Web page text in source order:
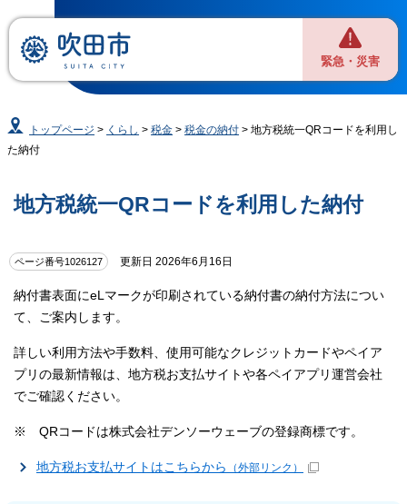
緊急・災害
トップページ > くらし >税金 >税金の納付 > 地方税統一QRコードを利用し
た納付
地方税統一QRコードを利用した納付
ページ番号1026127 更新日 2026年6月16日
納付書表面にeLマークが印刷されている納付書の納付方法につい
て、ご案内します。
詳しい利用方法や手数料、使用可能なクレジットカードやペイア
プリの最新情報は、地方税お支払サイトや各ペイアプリ運営会社
でご確認ください。
※ QRコードは株式会社デンソーウェーブの登録商標です。
地方税お支払サイトはこちらから （外部リンク）